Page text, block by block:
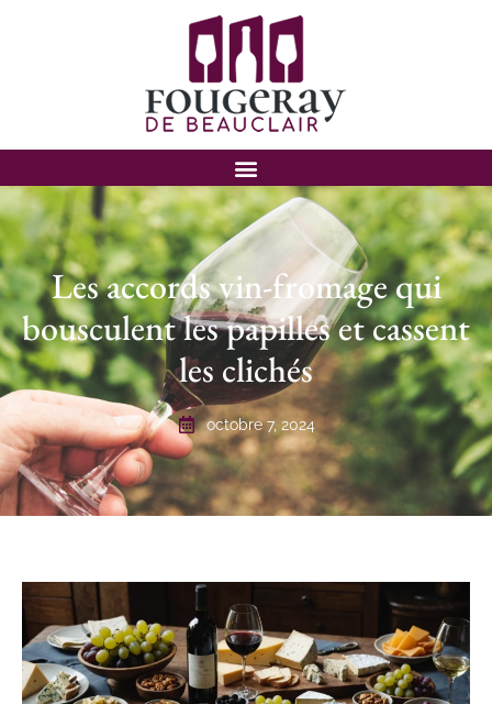
Les accords vin-fromage qui
bousculent les papilles et cassent
les clichés
octobre 7, 2024